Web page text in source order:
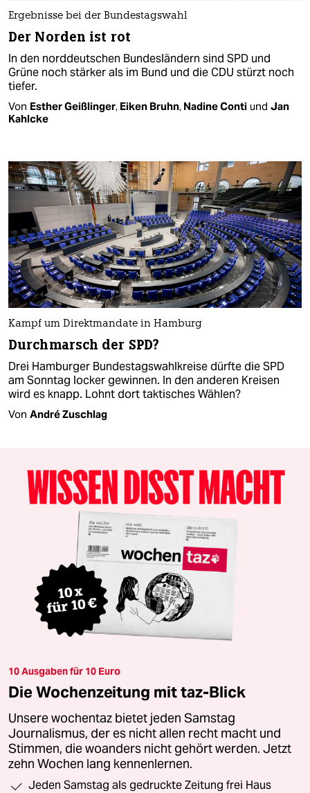
Ergebnisse bei der Bundestagswahl
Der Norden ist rot
In den norddeutschen Bundesländern sind SPD und
Grüne noch stärker als im Bund und die CDU stürzt noch
tiefer.
Von Esther Geißlinger, Eiken Bruhn, Nadine Conti und Jan
Kahlcke
Kampf um Direktmandate in Hamburg
Durchmarsch der SPD?
Drei Hamburger Bundestagswahlkreise dürfte die SPD
am Sonntag locker gewinnen. In den anderen Kreisen
wird es knapp. Lohnt dort taktisches Wählen?
Von André Zuschlag
10 Ausgaben für 10 Euro
Die Wochenzeitung mit taz-Blick
Unsere wochentaz bietet jeden Samstag
Journalismus, der es nicht allen recht macht und
Stimmen, die woanders nicht gehört werden. Jetzt
zehn Wochen lang kennenlernen.
Jeden Samstag als gedruckte Zeitung frei Haus